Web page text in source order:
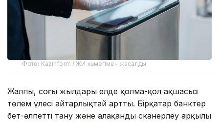
Фото: Kazinform / ЖИ көмегімен жасалды
Жалпы, соңғы жылдары елде қолма-қол ақшасыз
төлем үлесі айтарлықтай артты. Бірқатар банктер
бет-әлпетті тану және алақанды сканерлеу арқылы